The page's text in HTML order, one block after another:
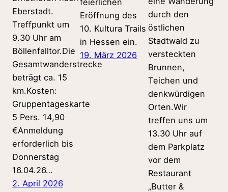
Eberstadt.
Treffpunkt um
9.30 Uhr am
Böllenfalltor.Die
Gesamtwanderstrecke
beträgt ca. 15
km.Kosten:
Gruppentageskarte
5 Pers. 14,90
€Anmeldung
erforderlich bis
Donnerstag
16.04.26…
2. April 2026
Eröffnung des
10. Kultura Trails
in Hessen ein.
19. März 2026
durch den
östlichen
Stadtwald zu
versteckten
Brunnen,
Teichen und
denkwürdigen
Orten.Wir
treffen uns um
13.30 Uhr auf
dem Parkplatz
vor dem
Restaurant
„Butter &